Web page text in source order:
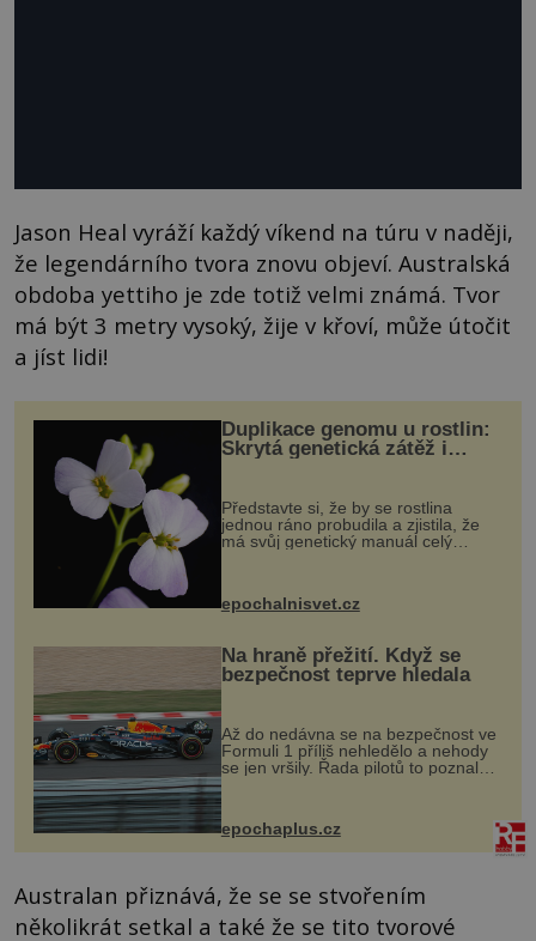
Jason Heal vyráží každý víkend na túru v naději,
že legendárního tvora znovu objeví. Australská
obdoba yettiho je zde totiž velmi známá. Tvor
má být 3 metry vysoký, žije v křoví, může útočit
a jíst lidi!
Duplikace genomu u rostlin:
Skrytá genetická zátěž i
Představte si, že by se rostlina
jednou ráno probudila a zjistila, že
má svůj genetický manuál celý
vstupenka...
epochalnisvet.cz
Na hraně přežití. Když se
bezpečnost teprve hledala
Až do nedávna se na bezpečnost ve
Formuli 1 příliš nehledělo a nehody
se jen vršily. Řada pilotů to poznala
na vlastní kůži, často s trvalými
následky nebo bohužel i ztrátou
života. Dnes nepochopiteln...
epochaplus.cz
Australan přiznává, že se se stvořením
několikrát setkal a také že se tito tvorové